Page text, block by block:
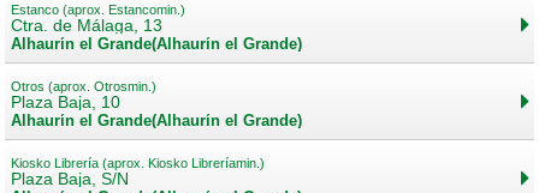
Estanco (aprox. Estancomin.)
Ctra. de Málaga, 13
Alhaurín el Grande(Alhaurín el Grande)
Otros (aprox. Otrosmin.)
Plaza Baja, 10
Alhaurín el Grande(Alhaurín el Grande)
Kiosko Librería (aprox. Kiosko Libreríamin.)
Plaza Baja, S/N